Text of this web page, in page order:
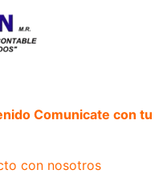
Comunicate con tu
con nosotros